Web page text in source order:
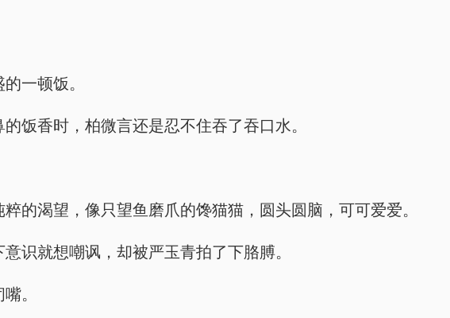
一顿饭。
饭香时，柏微言还是忍不住吞了吞口水。
的渴望，像只望鱼磨爪的馋猫猫，圆头圆脑，可可爱爱。
识就想嘲讽，却被严玉青拍了下胳膊。
。